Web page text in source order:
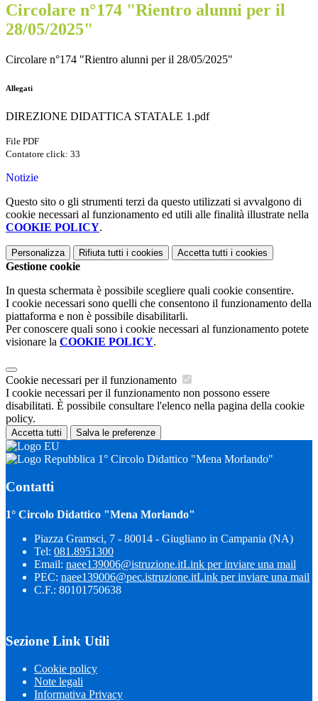
Circolare n°174 "Rientro alunni per il
28/05/2025"
Circolare n°174 "Rientro alunni per il 28/05/2025"
Allegati
DIREZIONE DIDATTICA STATALE 1.pdf
File PDF
Contatore click: 33
Notizie
Questo sito o gli strumenti terzi da questo utilizzati si avvalgono di
cookie necessari al funzionamento ed utili alle finalità illustrate nella
COOKIE POLICY.
Personalizza Rifiuta tutti i cookies Accetta tutti i cookies
Gestione cookie
In questa schermata è possibile scegliere quali cookie consentire.
I cookie necessari sono quelli che consentono il funzionamento della
piattaforma e non è possibile disabilitarli.
Per conoscere quali sono i cookie necessari al funzionamento potete
visionare la COOKIE POLICY.
Cookie necessari per il funzionamento
I cookie necessari per il funzionamento non possono essere
disabilitati. È possibile consultare l'elenco nella pagina della cookie
policy.
Accetta tutti Salva le preferenze
1° Circolo Didattico "Mena Morlando"
Contatti
1° Circolo Didattico "Mena Morlando"
Piazza Gramsci, 7 - 80014 - Giugliano in Campania (NA)
Tel: 081.8951300
Email: naee139006@istruzione.itLink per inviare una mail
PEC: naee139006@pec.istruzione.itLink per inviare una mail
C.F.: 80101750638
Sezione Link Utili
Cookie policy
Note legali
Informativa Privacy